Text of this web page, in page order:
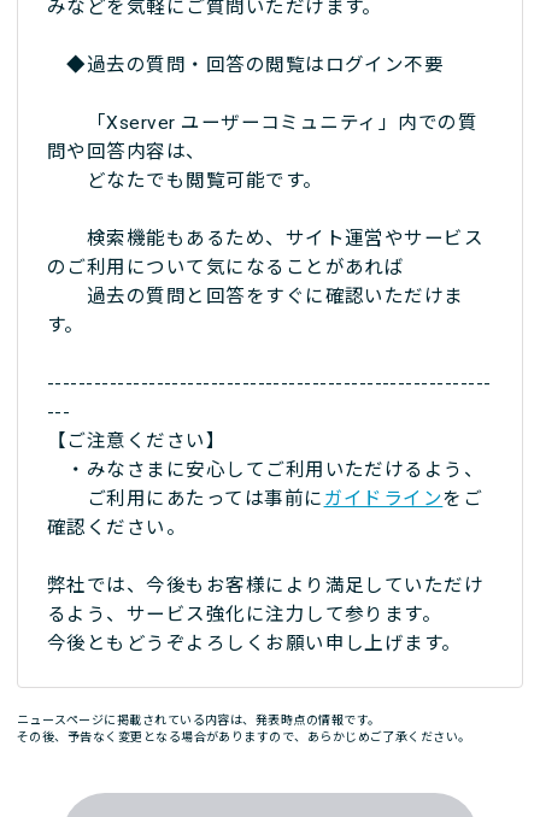
みなどを気軽にご質問いただけます。
◆過去の質問・回答の閲覧はログイン不要
「Xserver ユーザーコミュニティ」内での質
問や回答内容は、
どなたでも閲覧可能です。
検索機能もあるため、サイト運営やサービス
のご利用について気になることがあれば
過去の質問と回答をすぐに確認いただけま
す。
---------------------------------------------------------
---
【ご注意ください】
・みなさまに安心してご利用いただけるよう、
ご利用にあたっては事前に ガイドラインをご
確認ください。
弊社では、今後もお客様により満足していただけ
るよう、サービス強化に注力して参ります。
今後ともどうぞよろしくお願い申し上げます。
ニュースページに掲載されている内容は、発表時点の情報です。
その後、予告なく変更となる場合がありますので、あらかじめご了承ください。